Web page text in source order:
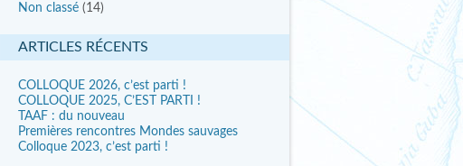
Non classé (14)
ARTICLES RÉCENTS
COLLOQUE 2026, c’est parti !
COLLOQUE 2025, C’EST PARTI !
TAAF : du nouveau
Premières rencontres Mondes sauvages
Colloque 2023, c’est parti !